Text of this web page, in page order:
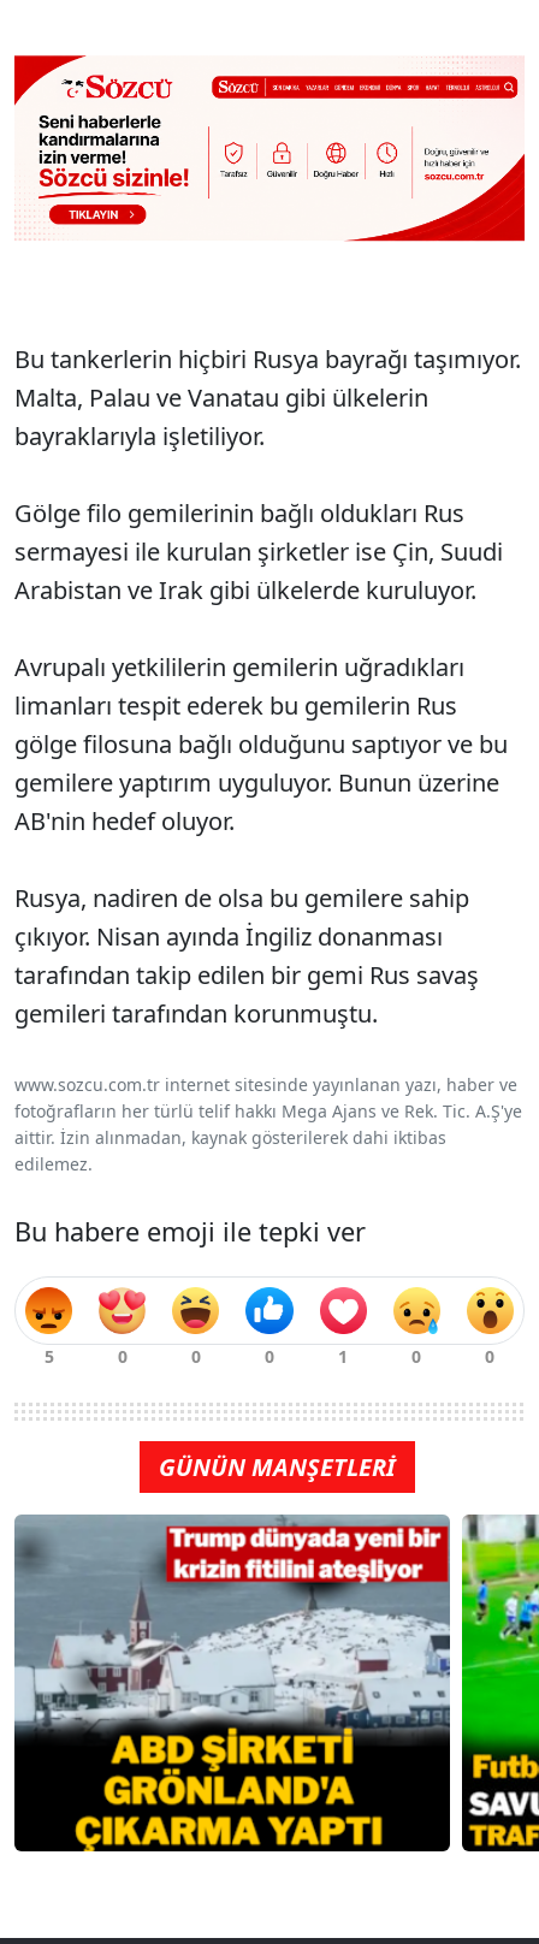
Bu tankerlerin hiçbiri Rusya bayrağı taşımıyor.
Malta, Palau ve Vanatau gibi ülkelerin
bayraklarıyla işletiliyor.
Gölge filo gemilerinin bağlı oldukları Rus
sermayesi ile kurulan şirketler ise Çin, Suudi
Arabistan ve Irak gibi ülkelerde kuruluyor.
Avrupalı yetkililerin gemilerin uğradıkları
limanları tespit ederek bu gemilerin Rus
gölge filosuna bağlı olduğunu saptıyor ve bu
gemilere yaptırım uyguluyor. Bunun üzerine
AB'nin hedef oluyor.
Rusya, nadiren de olsa bu gemilere sahip
çıkıyor. Nisan ayında İngiliz donanması
tarafından takip edilen bir gemi Rus savaş
gemileri tarafından korunmuştu.
www.sozcu.com.tr internet sitesinde yayınlanan yazı, haber ve
fotoğrafların her türlü telif hakkı Mega Ajans ve Rek. Tic. A.Ş'ye
aittir. İzin alınmadan, kaynak gösterilerek dahi iktibas
edilemez.
Bu habere emoji ile tepki ver
GÜNÜN MANŞETLERİ